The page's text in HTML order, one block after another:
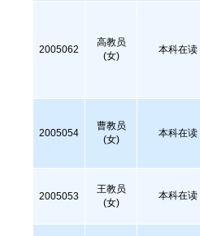
2005062
高教员
(女)
本科在读
2005054
曹教员
(女)
本科在读
2005053
王教员
(女)
本科在读